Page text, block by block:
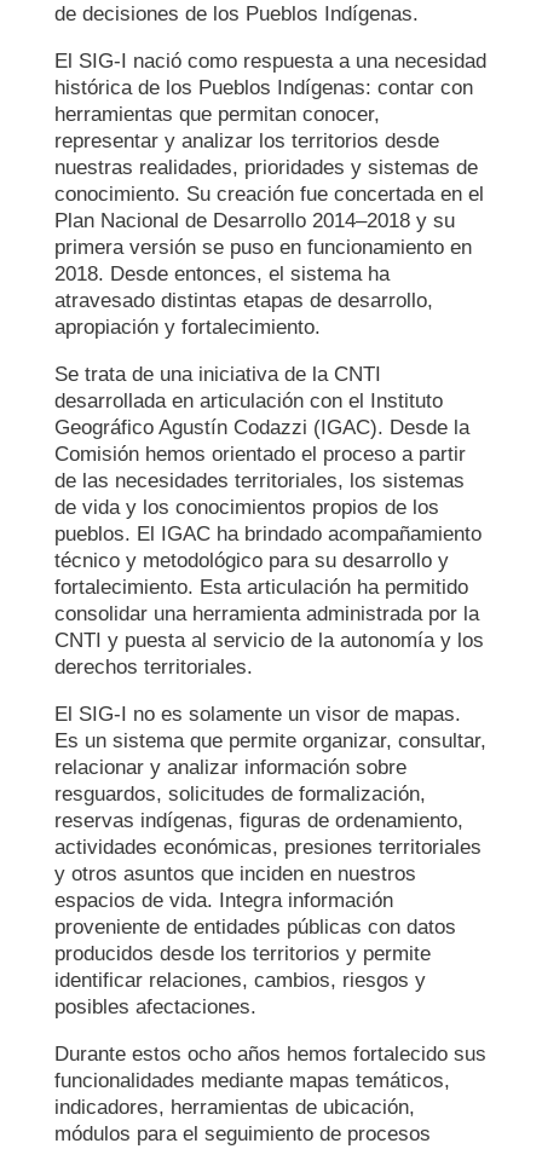
de decisiones de los Pueblos Indígenas.
El SIG-I nació como respuesta a una necesidad
histórica de los Pueblos Indígenas: contar con
herramientas que permitan conocer,
representar y analizar los territorios desde
nuestras realidades, prioridades y sistemas de
conocimiento. Su creación fue concertada en el
Plan Nacional de Desarrollo 2014–2018 y su
primera versión se puso en funcionamiento en
2018. Desde entonces, el sistema ha
atravesado distintas etapas de desarrollo,
apropiación y fortalecimiento.
Se trata de una iniciativa de la CNTI
desarrollada en articulación con el Instituto
Geográfico Agustín Codazzi (IGAC). Desde la
Comisión hemos orientado el proceso a partir
de las necesidades territoriales, los sistemas
de vida y los conocimientos propios de los
pueblos. El IGAC ha brindado acompañamiento
técnico y metodológico para su desarrollo y
fortalecimiento. Esta articulación ha permitido
consolidar una herramienta administrada por la
CNTI y puesta al servicio de la autonomía y los
derechos territoriales.
El SIG-I no es solamente un visor de mapas.
Es un sistema que permite organizar, consultar,
relacionar y analizar información sobre
resguardos, solicitudes de formalización,
reservas indígenas, figuras de ordenamiento,
actividades económicas, presiones territoriales
y otros asuntos que inciden en nuestros
espacios de vida. Integra información
proveniente de entidades públicas con datos
producidos desde los territorios y permite
identificar relaciones, cambios, riesgos y
posibles afectaciones.
Durante estos ocho años hemos fortalecido sus
funcionalidades mediante mapas temáticos,
indicadores, herramientas de ubicación,
módulos para el seguimiento de procesos